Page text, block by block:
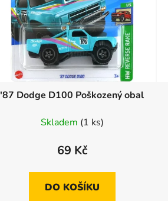
'87 Dodge D100 Poškozený obal
Skladem (1 ks)
69 Kč
DO KOŠÍKU